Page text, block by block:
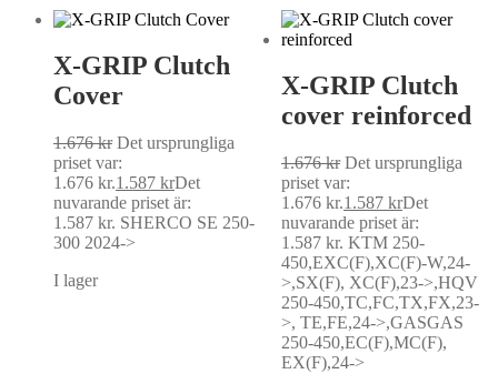
X-GRIP Clutch
Cover
1.676kr Det ursprungliga
priset var:
1.676 kr.1.587 krDet
nuvarande priset är:
1.587 kr. SHERCO SE 250-
300 2024->
I lager
X-GRIP Clutch
cover reinforced
1.676kr Det ursprungliga
priset var:
1.676 kr.1.587 krDet
nuvarande priset är:
1.587 kr. KTM 250-
450,EXC(F),XC(F)-W,24-
>,SX(F), XC(F),23->,HQV
250-450,TC,FC,TX,FX,23-
>, TE,FE,24->,GASGAS
250-450,EC(F),MC(F),
EX(F),24->